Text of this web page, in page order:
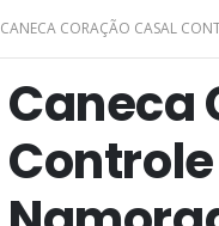
CANECA CORAÇÃO CASAL
Caneca
Controle